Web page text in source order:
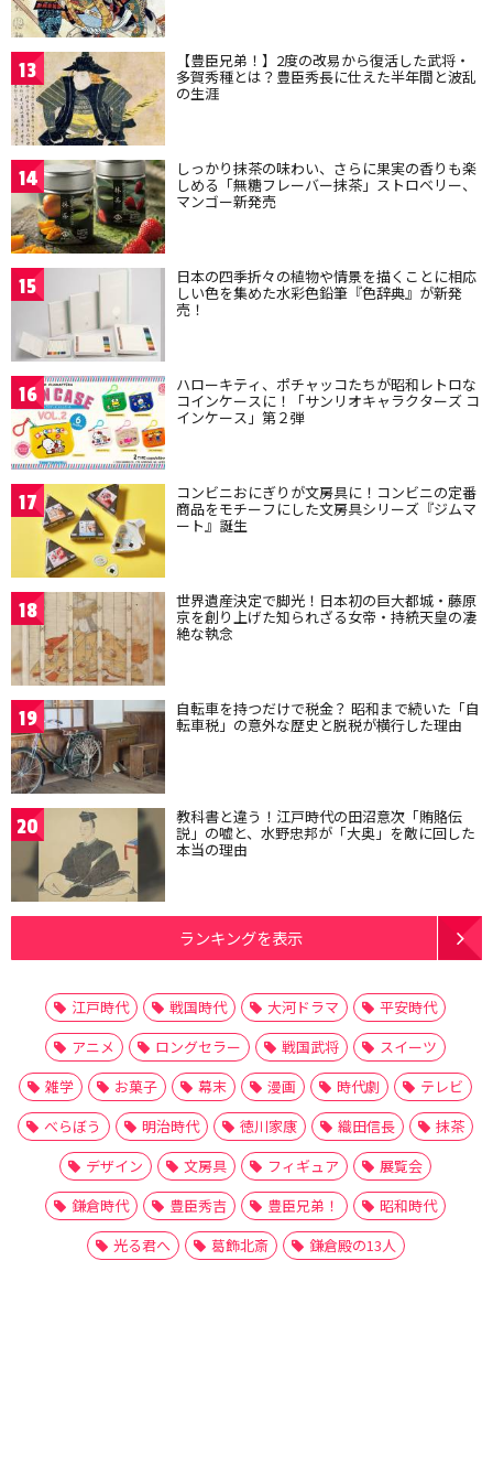
13 【豊臣兄弟！】2度の改易から復活した武将・
多賀秀種とは？豊臣秀長に仕えた半年間と波乱
の生涯
14 しっかり抹茶の味わい、さらに果実の香りも楽
しめる「無糖フレーバー抹茶」ストロベリー、
マンゴー新発売
15 日本の四季折々の植物や情景を描くことに相応
しい色を集めた水彩色鉛筆『色辞典』が新発
売！
16 ハローキティ、ポチャッコたちが昭和レトロな
コインケースに！「サンリオキャラクターズ コ
インケース」第２弾
17 コンビニおにぎりが文房具に！コンビニの定番
商品をモチーフにした文房具シリーズ『ジムマ
ート』誕生
18 世界遺産決定で脚光！日本初の巨大都城・藤原
京を創り上げた知られざる女帝・持統天皇の凄
絶な執念
19 自転車を持つだけで税金？ 昭和まで続いた「自
転車税」の意外な歴史と脱税が横行した理由
20 教科書と違う！江戸時代の田沼意次「賄賂伝
説」の嘘と、水野忠邦が「大奥」を敵に回した
本当の理由
ランキングを表示
江戸時代 戦国時代 大河ドラマ
平安時代
アニメ
ロングセラー 戦国武将
スイーツ
雑学
お菓子 幕末 漫画 時代劇
テレビ
べらぼう
明治時代 徳川家康 織田信長
抹茶
デザイン
文房具 フィギュア
展覧会
鎌倉時代
豊臣秀吉 豊臣兄弟！
昭和時代
光る君へ
葛飾北斎 鎌倉殿の13人